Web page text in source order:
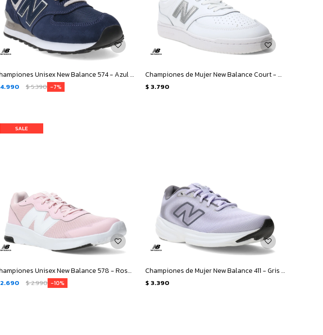
Championes Unisex New Balance 574 - Azul Marino - Gris
4.990 $5.390 7
Championes de Mujer New Balance Court - Blanco - Plata
$ 3.790
Championes Unisex New Balance 578 - Rosa - Blanco
2.690 $2.990 10
Championes de Mujer New Balance 411 - Gris - Violeta
$ 3.390